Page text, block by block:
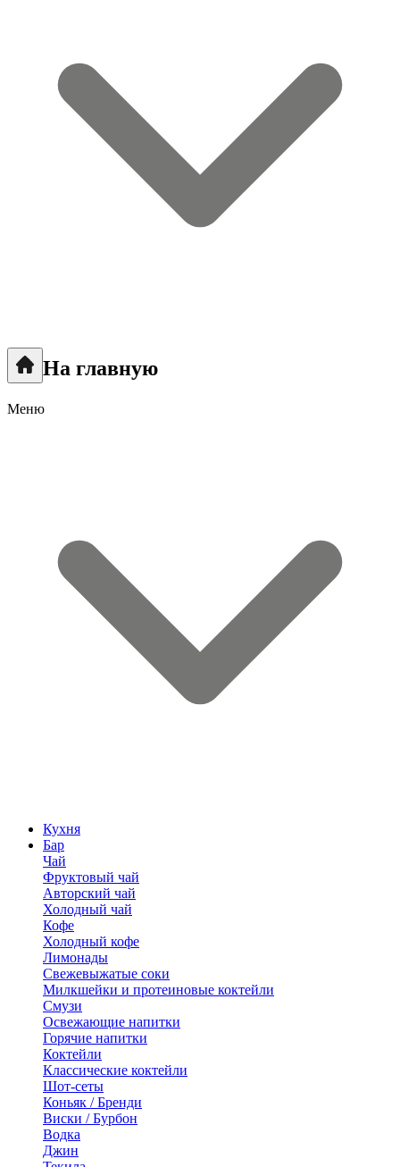
На главную
Меню
Кухня
Бар
Чай
Фруктовый чай
Авторский чай
Холодный чай
Кофе
Холодный кофе
Лимонады
Свежевыжатые соки
Милкшейки и протеиновые коктейли
Смузи
Освежающие напитки
Горячие напитки
Коктейли
Классические коктейли
Шот-сеты
Коньяк / Бренди
Виски / Бурбон
Водка
Джин